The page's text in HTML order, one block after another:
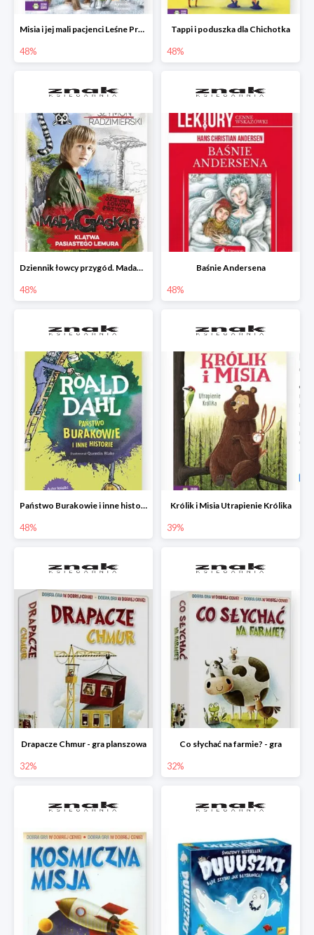
Misia i jej mali pacjenci Leśne Przytulisko
48%
Tappi i poduszka dla Chichotka
48%
Dziennik łowcy przygód. Madagaskar. Klątwa pasiastego lemura
48%
Baśnie Andersena
48%
Państwo Burakowie i inne historie
48%
Królik i Misia Utrapienie Królika
39%
Drapacze Chmur - gra planszowa
32%
Co słychać na farmie? - gra
32%